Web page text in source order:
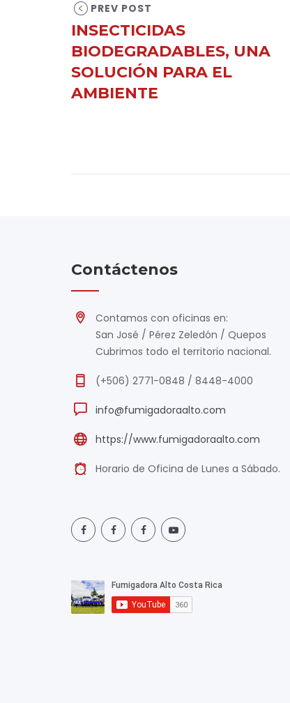
PREV POST
INSECTICIDAS
BIODEGRADABLES, UNA
SOLUCIÓN PARA EL
AMBIENTE
Contáctenos
Contamos con oficinas en:
San José / Pérez Zeledón / Quepos
Cubrimos todo el territorio nacional.
(+506) 2771-0848 / 8448-4000
info@fumigadoraalto.com
https://www.fumigadoraalto.com
Horario de Oficina de Lunes a Sábado.